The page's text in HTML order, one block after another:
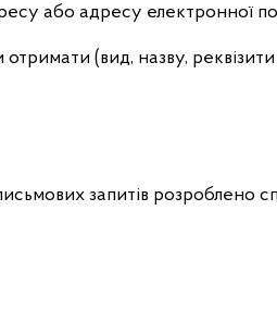
або адресу електронної
отримати (вид, назву,
запитів розроблено